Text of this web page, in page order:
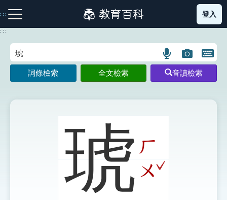
到
主
:::
注音索引圖示 筆畫索引圖示 部首索引表圖示
登入
:::
語
言
搜
示
圖
片
搜
開
鍵
圖
詞條檢索 全文檢索 音讀檢索
琥ㄏ
ㄨ ˇ